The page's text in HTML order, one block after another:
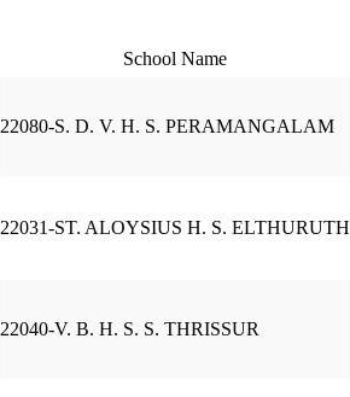
School Name
22080-S. D. V. H. S. PERAMANGALAM
22031-ST. ALOYSIUS H. S. ELTHURUTH
22040-V. B. H. S. S. THRISSUR